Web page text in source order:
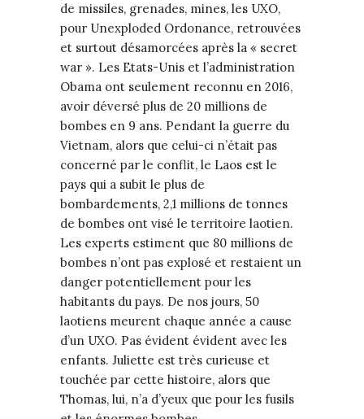
de missiles, grenades, mines, les UXO,
pour Unexploded Ordonance, retrouvées
et surtout désamorcées après la « secret
war ». Les Etats-Unis et l’administration
Obama ont seulement reconnu en 2016,
avoir déversé plus de 20 millions de
bombes en 9 ans. Pendant la guerre du
Vietnam, alors que celui-ci n’était pas
concerné par le conflit, le Laos est le
pays qui a subit le plus de
bombardements, 2,1 millions de tonnes
de bombes ont visé le territoire laotien.
Les experts estiment que 80 millions de
bombes n’ont pas explosé et restaient un
danger potentiellement pour les
habitants du pays. De nos jours, 50
laotiens meurent chaque année a cause
d’un UXO. Pas évident évident avec les
enfants. Juliette est très curieuse et
touchée par cette histoire, alors que
Thomas, lui, n’a d’yeux que pour les fusils